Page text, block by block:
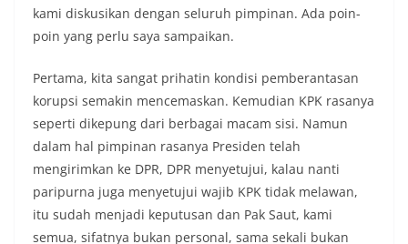
kami diskusikan dengan seluruh pimpinan. Ada poin-
poin yang perlu saya sampaikan.
Pertama, kita sangat prihatin kondisi pemberantasan
korupsi semakin mencemaskan. Kemudian KPK rasanya
seperti dikepung dari berbagai macam sisi. Namun
dalam hal pimpinan rasanya Presiden telah
mengirimkan ke DPR, DPR menyetujui, kalau nanti
paripurna juga menyetujui wajib KPK tidak melawan,
itu sudah menjadi keputusan dan Pak Saut, kami
semua, sifatnya bukan personal, sama sekali bukan